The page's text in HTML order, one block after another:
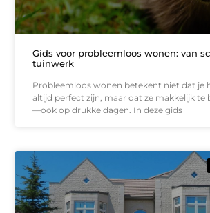
Gids voor probleemloos wonen: van
tuinwerk
Probleemloos wonen betekent niet dat je
altijd perfect zijn, maar dat ze makkelijk te
—ook op drukke dagen. In deze gids